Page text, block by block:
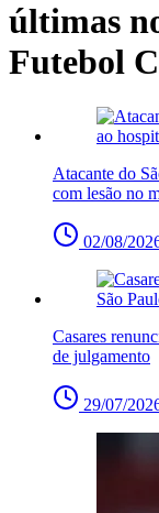
últimas
Futebol
Atacante do
com lesão no
02/08/
Casares
de julgamento
29/07/